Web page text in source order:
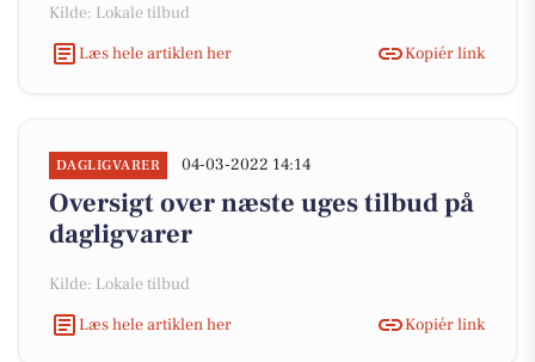
Kilde: Lokale tilbud
Læs hele artiklen her
Kopiér link
DAGLIGVARER 04-03-2022 14:14
Oversigt over næste uges tilbud på
dagligvarer
Kilde: Lokale tilbud
Læs hele artiklen her
Kopiér link